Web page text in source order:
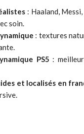
: Haaland, Messi,
soin.
: textures
PS5 :
et localisés en